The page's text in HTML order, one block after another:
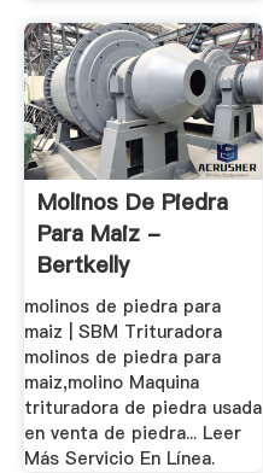
Molinos De Piedra
Para Maiz -
Bertkelly
molinos de piedra para
maiz | SBM Trituradora
molinos de piedra para
maiz,molino Maquina
trituradora de piedra usada
en venta de piedra... Leer
Más Servicio En Línea.